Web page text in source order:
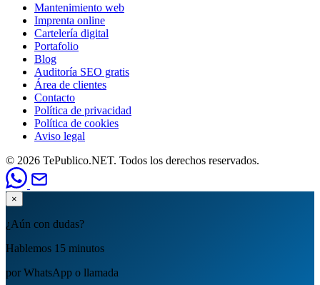
Mantenimiento web
Imprenta online
Cartelería digital
Portafolio
Blog
Auditoría SEO gratis
Área de clientes
Contacto
Política de privacidad
Política de cookies
Aviso legal
© 2026 TePublico.NET. Todos los derechos reservados.
×
¿Aún con dudas?
Hablemos 15 minutos
por WhatsApp o llamada